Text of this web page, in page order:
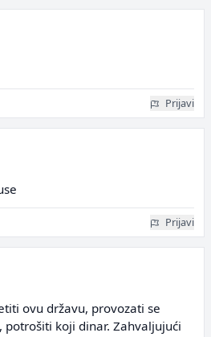
Prijavi
Prijavi
ovu državu, provozati se
potrošiti koji dinar. Zahvaljujući